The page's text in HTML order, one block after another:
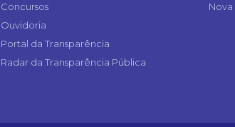
Concursos
Ouvidoria
Portal da Transparência
Radar da Transparência Pública
Nova